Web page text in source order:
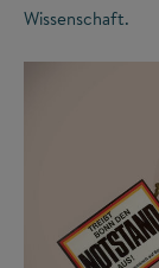
Wissenschaft.